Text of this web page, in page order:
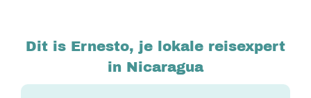
Dit is Ernesto, je lokale reisexpert
in Nicaragua